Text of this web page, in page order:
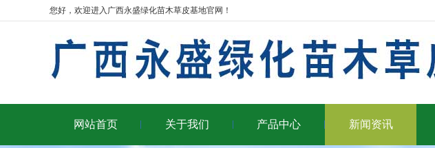
您好，欢迎进入广西永盛绿化苗木草皮基地官网！
网站首页 关于我们 产品中心 新闻资讯